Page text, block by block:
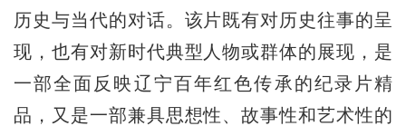
历史与当代的对话。该片既有对历史往事的呈
现，也有对新时代典型人物或群体的展现，是
一部全面反映辽宁百年红色传承的纪录片精
品，又是一部兼具思想性、故事性和艺术性的